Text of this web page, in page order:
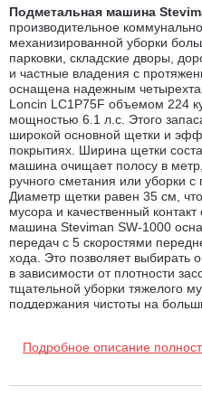
Подметальная машина
производительное
механизированной уборки
парковки, складские дворы,
и частные владения с
оснащена надежным
Loncin LC1P75F объемом 224
мощностью 6.1 л.с. Этого
широкой основной щетки и
покрытиях. Ширина щетки
машина очищает полосу в
ручного сметания или уборки
Диаметр щетки равен 35 см,
мусора и качественный
машина Steviman SW-1000
передач с 5 скоростями
хода. Это позволяет выбирать
в зависимости от плотности
тщательной уборки тяжелого
поддержания чистоты на
уборки территории частного
Подробное описание